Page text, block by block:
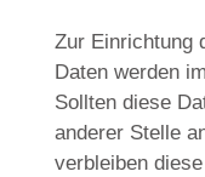
Zur Einrichtung
Daten werden
Sollten diese
anderer Stelle
verbleiben